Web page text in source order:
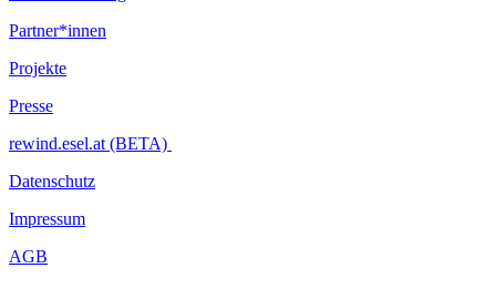
Partner*innen
Projekte
Presse
rewind.esel.at (BETA)
Datenschutz
Impressum
AGB